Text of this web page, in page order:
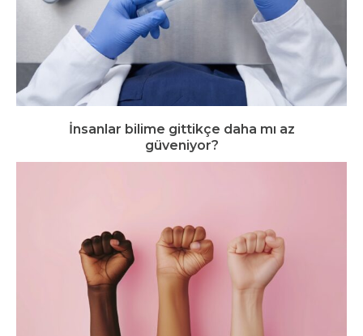
İnsanlar bilime gittikçe daha mı az
güveniyor?